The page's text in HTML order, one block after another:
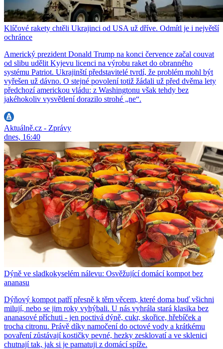
Klíčové rakety chtěli Ukrajinci od USA už dříve. Odmítl je i největší
ochránce
Americký prezident Donald Trump na konci července začal couvat
od slibu udělit Kyjevu licenci na výrobu raket do obranného
systému Patriot. Ukrajinští představitelé tvrdí, že problém mohl být
vyřešen už dávno. O stejné povolení totiž žádali už před dvěma lety
předchozí americkou vládu: z Washingtonu však tehdy bez
jakéhokoliv vysvětlení dorazilo strohé „ne“.
Aktuálně.cz - Zprávy
dnes, 16:40
Dýně ve sladkokyselém nálevu: Osvěžující domácí kompot bez
ananasu
Dýňový kompot patří přesně k těm věcem, které doma buď všichni
milují, nebo se jim roky vyhýbali. U nás vyhrála stará klasika bez
ananasové příchuti - jen poctivá dýně, cukr, skořice, hřebíček a
trocha citronu. Právě díky namočení do octové vody a krátkému
povaření zůstávají kostičky pevné, hezky zesklovatí a ve sklenici
chutnají tak, jak si je pamatuji z domácí spíže.